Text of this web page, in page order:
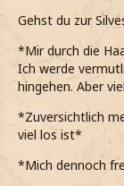
Gehst du zur
*Mir durch die
Ich werde
hingehen. Aber
*Zuversichtlich
viel los ist*
*Mich dennoch